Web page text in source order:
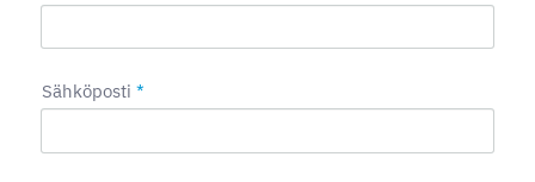
Sähköposti *